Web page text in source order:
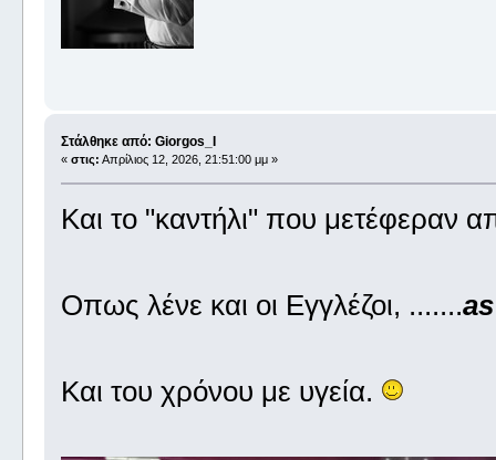
Στάλθηκε από: Giorgos_I
« στις: Απρίλιος 12, 2026, 21:51:00 μμ »
Και το "καντήλι" που μετέφεραν
Οπως λένε και οι Εγγλέζοι, .......
Και του χρόνου με υγεία.